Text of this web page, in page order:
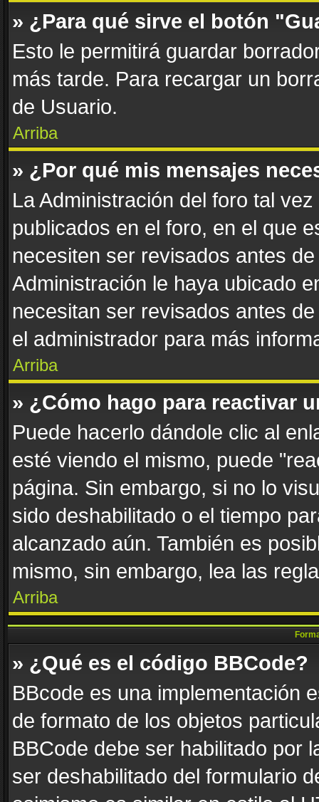
» ¿Para qué sirve el botón
Esto le permitirá guardar
más tarde. Para recargar un
de Usuario.
Arriba
» ¿Por qué mis mensajes
La Administración del foro tal
publicados en el foro, en el que
necesiten ser revisados antes
Administración le haya ubicado
necesitan ser revisados antes
el administrador para más
Arriba
» ¿Cómo hago para reactivar
Puede hacerlo dándole clic al
esté viendo el mismo, puede
página. Sin embargo, si no lo
sido deshabilitado o el tiempo
alcanzado aún. También es
mismo, sin embargo, lea las
Arriba
» ¿Qué es el código BBCode?
BBcode es una implementación
de formato de los objetos
BBCode debe ser habilitado por
ser deshabilitado del formulario